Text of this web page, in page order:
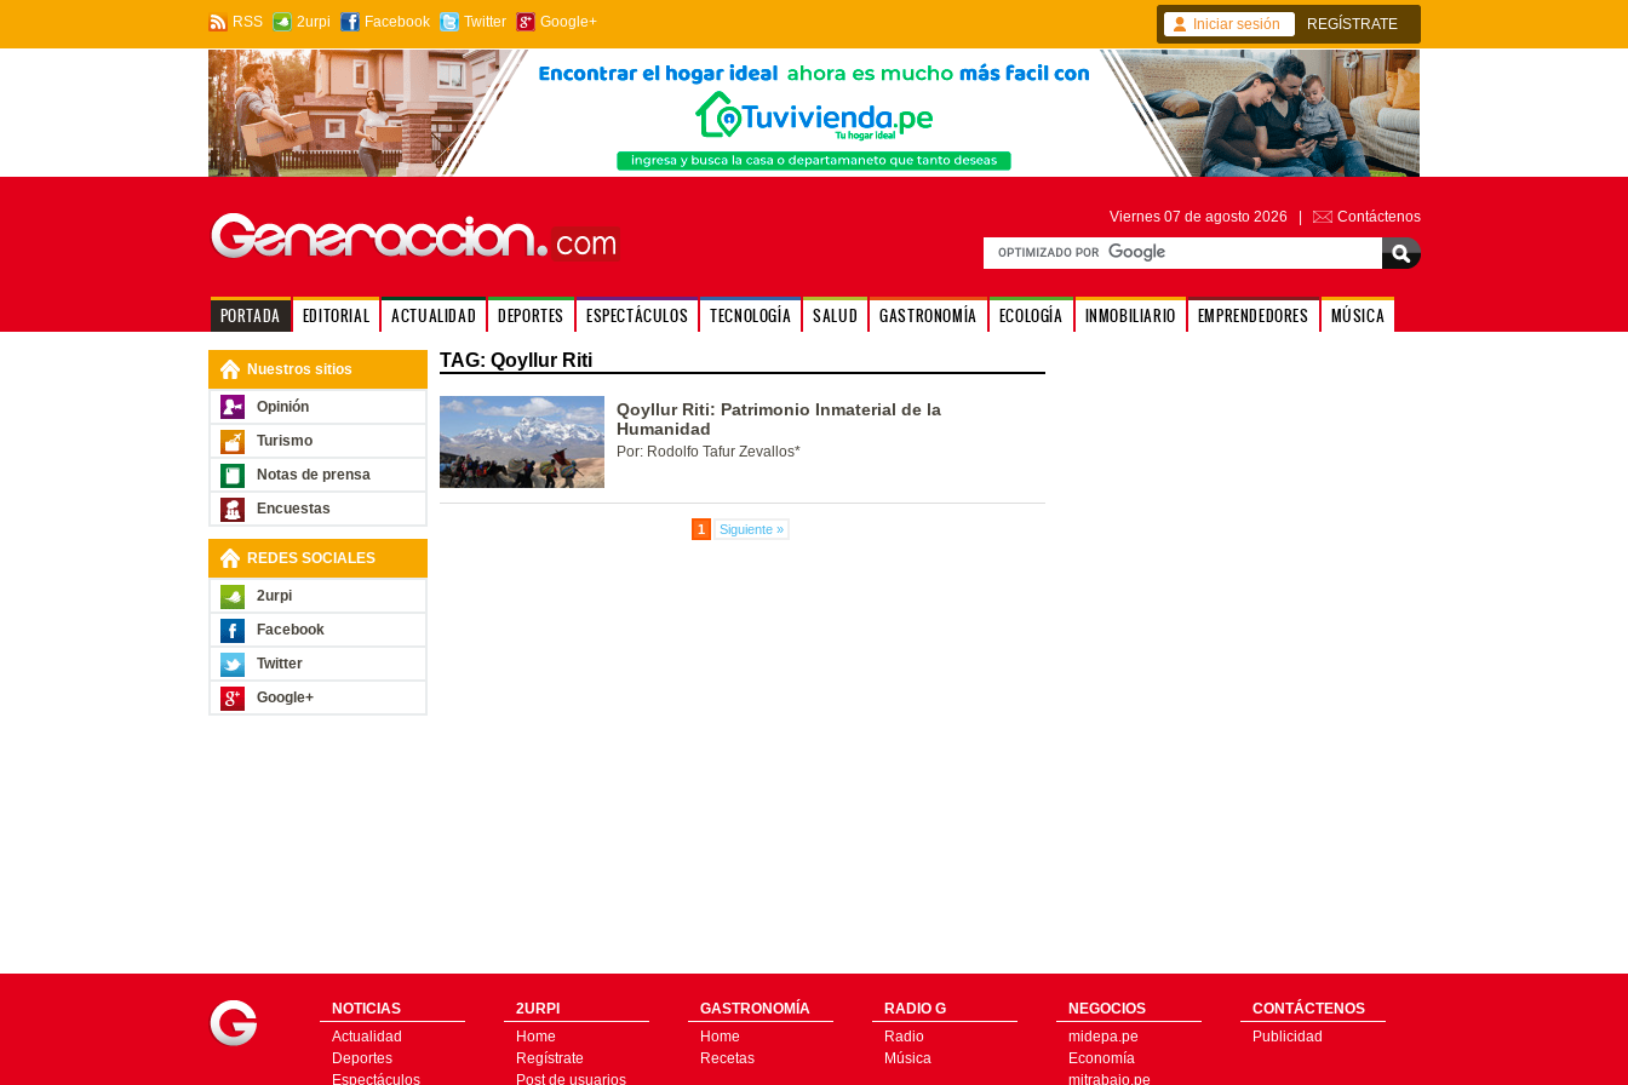
RSS 2urpi Facebook Twitter Google+ Iniciar sesión REGÍSTRATE
Viernes 07 de agosto 2026 | Contáctenos
PORTADA EDITORIAL ACTUALIDAD DEPORTES ESPECTÁCULOS TECNOLOGÍA SALUD GASTRONOMÍA ECOLOGÍA INMOBILIARIO EMPRENDEDORES MÚSICA
Nuestros sitios
Opinión
Turismo
Notas de prensa
Encuestas
REDES SOCIALES
2urpi
Facebook
Twitter
Google+
TAG: Qoyllur Riti
Qoyllur Riti: Patrimonio Inmaterial de la
Humanidad
Por: Rodolfo Tafur Zevallos*
1 Siguiente »
NOTICIAS
Actualidad
Deportes
Espectáculos
2URPI
Home
Regístrate
Post de usuarios
GASTRONOMÍA
Home
Recetas
RADIO G
Radio
Música
NEGOCIOS
midepa.pe
Economía
mitrabajo.pe
CONTÁCTENOS
Publicidad